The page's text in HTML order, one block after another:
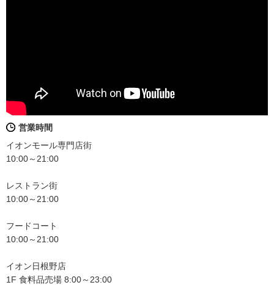
営業時間
イオンモール専門店街
10:00～21:00
レストラン街
10:00～21:00
フードコート
10:00～21:00
イオン日根野店
1F 食料品売場 8:00～23:00